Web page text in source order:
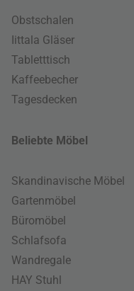
Obstschalen
Iittala Gläser
Tabletttisch
Kaffeebecher
Tagesdecken
Beliebte Möbel
Skandinavische Möbel
Gartenmöbel
Büromöbel
Schlafsofa
Wandregale
HAY Stuhl